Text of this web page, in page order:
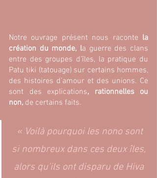
Notre ouvrage présent nous raconte la
création du monde, la guerre des clans
entre des groupes d’îles, la pratique du
Patu tiki (tatouage) sur certains hommes,
des histoires d’amour et des unions. Ce
sont des explications, rationnelles ou
non, de certains faits.
si nombreux dans ces deux îles,
alors qu’ils ont disparu de Hiva